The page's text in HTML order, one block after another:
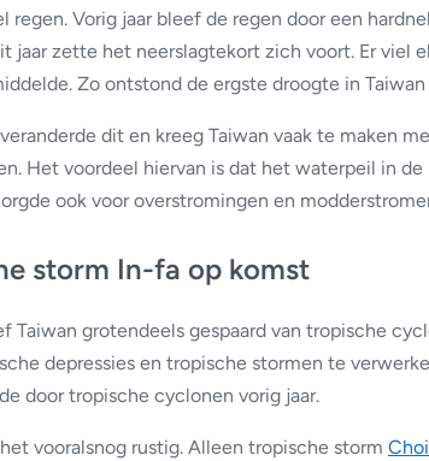
regen. Vorig jaar bleef de regen door een
jaar zette het neerslagtekort zich voort. Er viel
Zo ontstond de ergste droogte in
dit en kreeg Taiwan vaak te maken
Het voordeel hiervan is dat het waterpeil in de
ook voor overstromingen en
storm In-fa op komst
Taiwan grotendeels gespaard van tropische
depressies en tropische stormen te
door tropische cyclonen vorig jaar.
vooralsnog rustig. Alleen tropische storm